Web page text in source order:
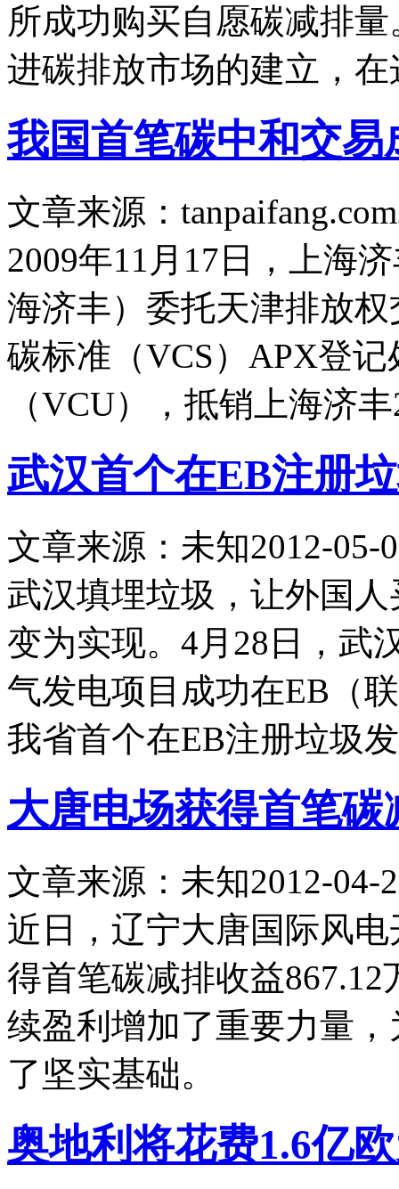
所成功购买自愿碳减排
进碳排放市场的建立，在
我国首笔碳中和交易
文章来源：tanpaifang.com
2009年11月17日，上海
海济丰）委托天津排放
碳标准（VCS）APX登
（VCU），抵销上海济
武汉首个在EB注册
文章来源：未知2012-05-
武汉填埋垃圾，让外国
变为实现。4月28日，武
气发电项目成功在EB（
我省首个在EB注册垃圾
大唐电场获得首笔碳
文章来源：未知2012-04-
近日，辽宁大唐国际风
得首笔碳减排收益
续盈利增加了重要力量
了坚实基础。
奥地利将花费1.6亿